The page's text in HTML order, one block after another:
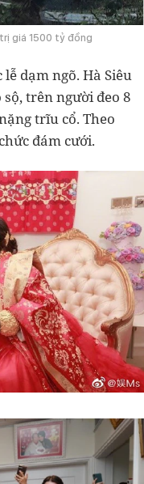
giá 1500 tỷ đồng
dạm ngõ. Hà Siêu
trên người đeo 8
trĩu cổ. Theo
đám cưới.